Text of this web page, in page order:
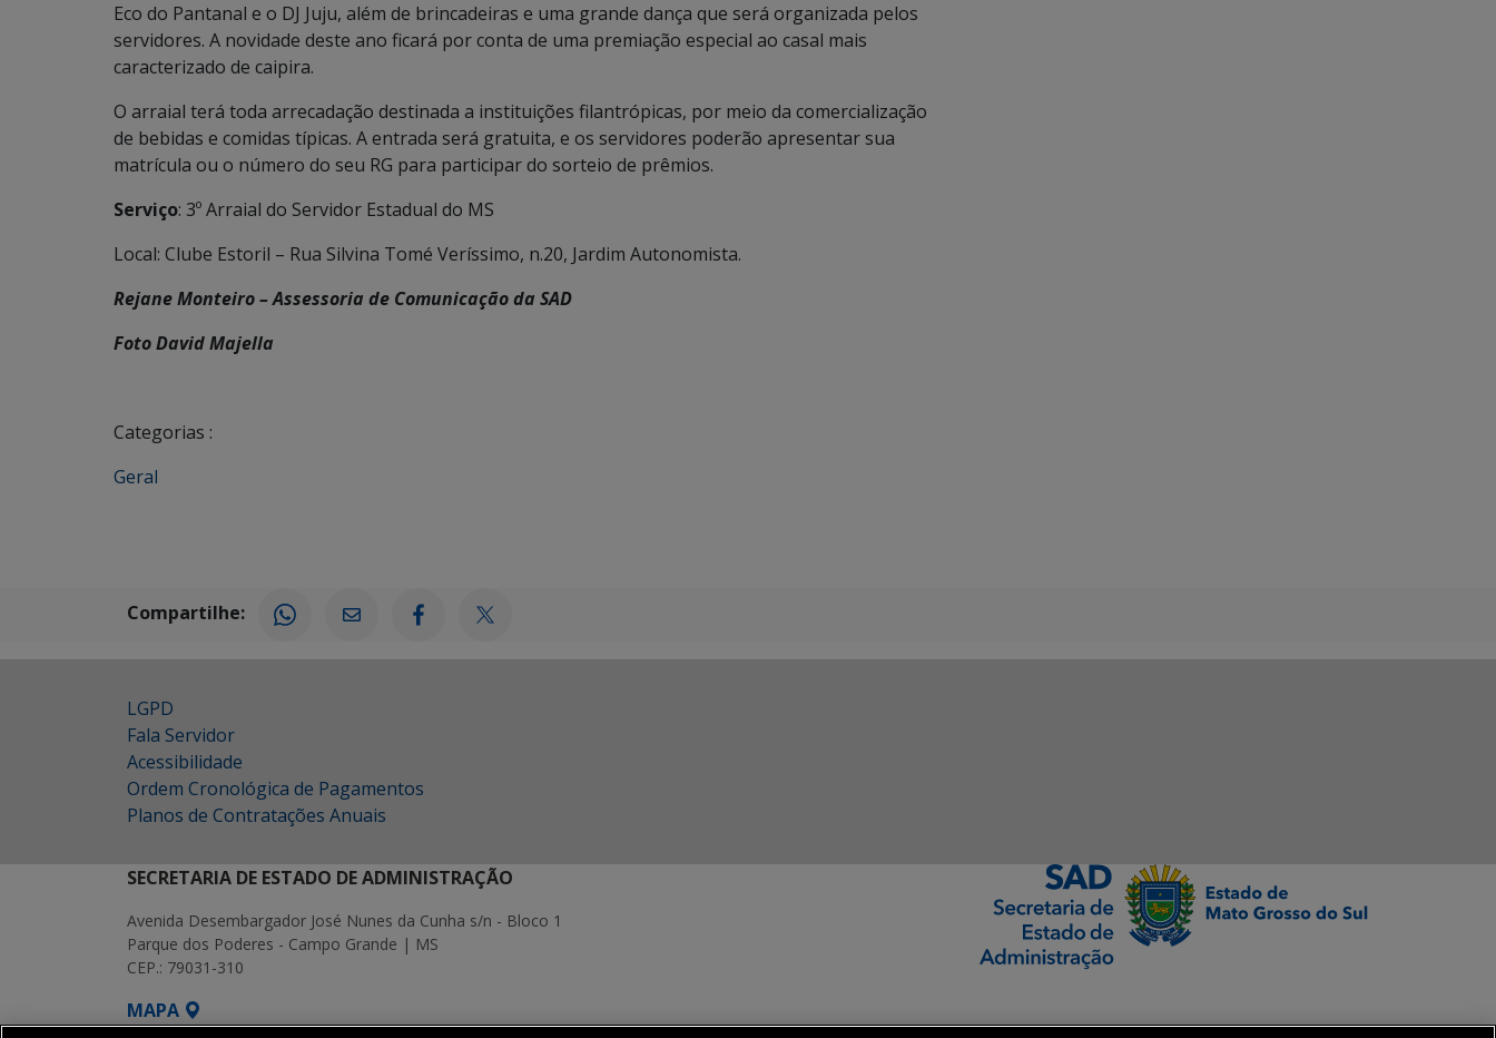
Eco do Pantanal e o DJ Juju, além de brincadeiras e uma grande dança que será organizada pelos
servidores. A novidade deste ano ficará por conta de uma premiação especial ao casal mais
caracterizado de caipira.
O arraial terá toda arrecadação destinada a instituições filantrópicas, por meio da comercialização
de bebidas e comidas típicas. A entrada será gratuita, e os servidores poderão apresentar sua
matrícula ou o número do seu RG para participar do sorteio de prêmios.
Serviço: 3º Arraial do Servidor Estadual do MS
Local: Clube Estoril – Rua Silvina Tomé Veríssimo, n.20, Jardim Autonomista.
Rejane Monteiro – Assessoria de Comunicação da SAD
Foto David Majella
Categorias :
Geral
Compartilhe:
LGPD
Fala Servidor
Acessibilidade
Ordem Cronológica de Pagamentos
Planos de Contratações Anuais
SECRETARIA DE ESTADO DE ADMINISTRAÇÃO
Avenida Desembargador José Nunes da Cunha s/n - Bloco 1
Parque dos Poderes - Campo Grande | MS
CEP.: 79031-310
MAPA